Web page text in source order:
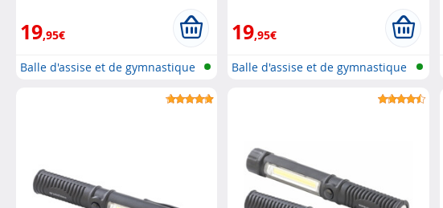
19,95€
Balle d'assise et de gymnastique
19,95€
Balle d'assise et de gymnastique